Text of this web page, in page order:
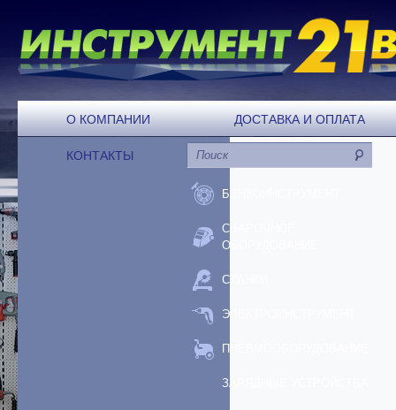
О КОМПАНИИ ДОСТАВКА И ОПЛАТА
КОНТАКТЫ
БЕНЗОИНСТРУМЕНТ
СВАРОЧНОЕ
ОБОРУДОВАНИЕ
СТАНКИ
ЭЛЕКТРОИНСТРУМЕНТ
ПНЕВМООБОРУДОВАНИЕ
ЗАРЯДНЫЕ УСТРОЙСТВА